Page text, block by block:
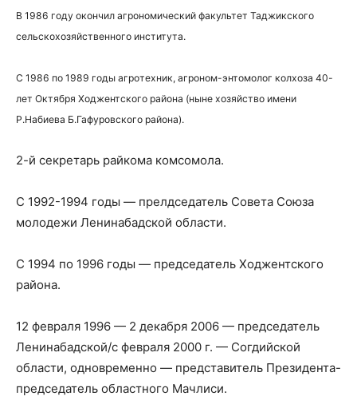
В 1986 году окончил агрономический факультет Таджикского
сельскохозяйственного института.
С 1986 по 1989 годы агротехник, агроном-энтомолог колхоза 40-
лет Октября Ходжентского района (ныне хозяйство имени
Р.Набиева Б.Гафуровского района).
2-й секретарь райкома комсомола.
С 1992-1994 годы — прелдседатель Совета Союза
молодежи Ленинабадской области.
С 1994 по 1996 годы — председатель Ходжентского
района.
12 февраля 1996 — 2 декабря 2006 — председатель
Ленинабадской/с февраля 2000 г. — Согдийской
области, одновременно — представитель Президента-
председатель областного Мачлиси.